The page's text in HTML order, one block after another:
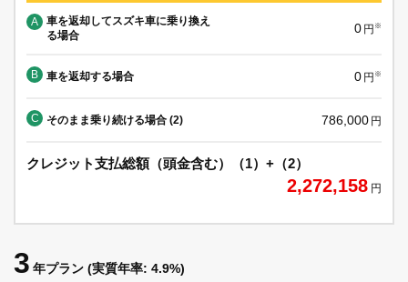
A
車を返却してスズキ車に乗り換え
る場合
0 円 ※
B 車を返却する場合 0 円 ※
C そのまま乗り続ける場合 (2) 786,000 円
クレジット支払総額（頭金含む）（1）+（2）
2,272,158 円
3 年プラン (実質年率: 4.9%)